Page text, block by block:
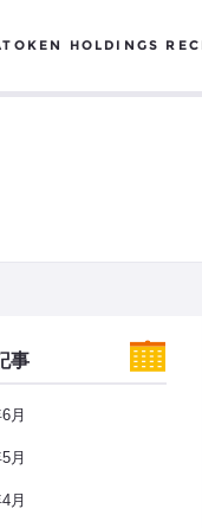
HOLDINGS
事
月
月
月